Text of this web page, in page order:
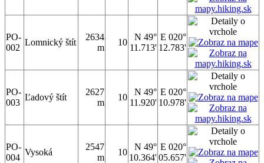
PO-
002
Lomnický štít
2634
m
10
N 49°
11.713'
E 020°
12.783'
PO-
003
Ľadový štít
2627
m
10
N 49°
11.920'
E 020°
10.978'
PO-
004
Vysoká
2547
m
10
N 49°
10.364'
E 020°
05.657'